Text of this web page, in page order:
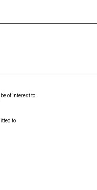
of interest to
to